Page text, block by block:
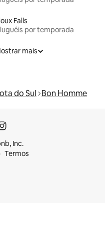
Falls
por temporada
mais
do Sul Bon Homme
Inc.
Termos